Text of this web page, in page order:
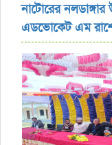
নাটোরের
এডভোকেট এম